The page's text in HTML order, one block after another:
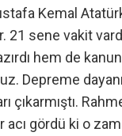
Kemal
21 sene vakit
hem de
Depreme
çıkarmıştı.
acı gördü ki o